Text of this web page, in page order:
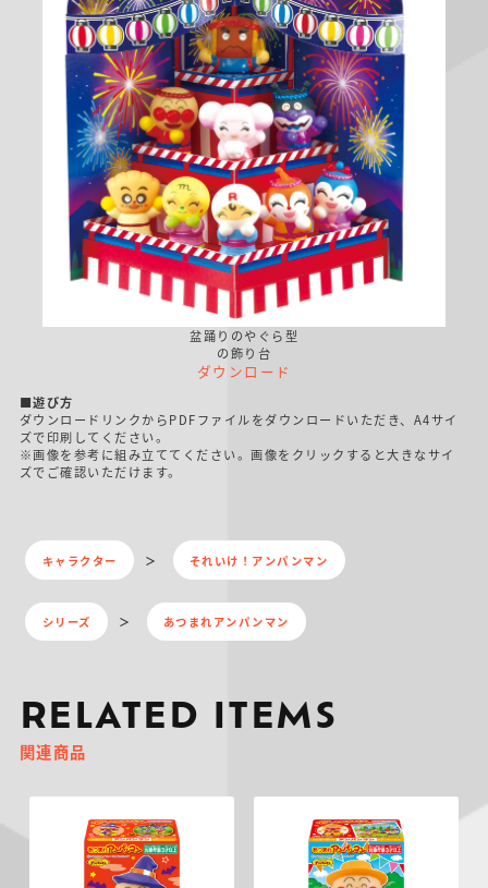
盆踊りのやぐら型
の飾り台
ダウンロード
■遊び方
ダウンロードリンクからPDFファイルをダウンロードいただき、A4サイ
ズで印刷してください。
※画像を参考に組み立ててください。画像をクリックすると大きなサイ
ズでご確認いただけます。
キャラクター それいけ！アンパンマン
シリーズ あつまれアンパンマン
RELATED ITEMS
関連商品